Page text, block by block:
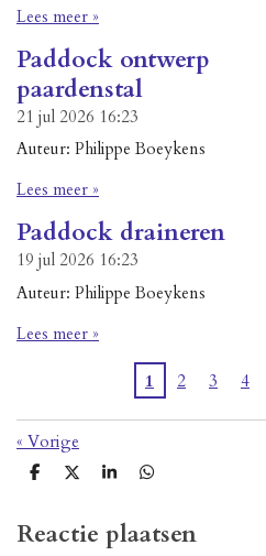
Lees meer »
Paddock ontwerp
paardenstal
21 jul 2026 16:23
Auteur: Philippe Boeykens
Lees meer »
Paddock draineren
19 jul 2026 16:23
Auteur: Philippe Boeykens
Lees meer »
1 2 3 4
« Vorige
D
e
n
D
l
S
r
e
D
e
n
Reactie plaatsen